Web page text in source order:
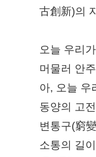
古創新)의
오늘 우리
머물러 안
아, 오늘 우
동양의 고
변통구(窮
소통의 길